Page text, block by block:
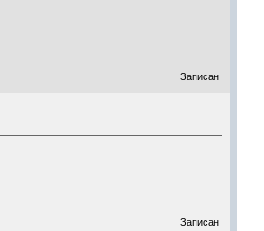
Записан
Записан